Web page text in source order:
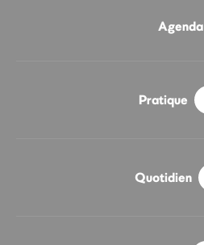
Agenda
Pratique
Quotidien